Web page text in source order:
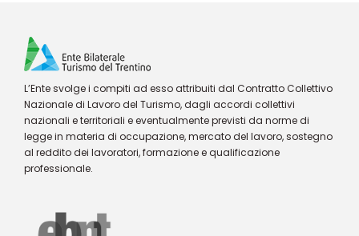
L’Ente svolge i compiti ad esso attribuiti dal Contratto Collettivo
Nazionale di Lavoro del Turismo, dagli accordi collettivi
nazionali e territoriali e eventualmente previsti da norme di
legge in materia di occupazione, mercato del lavoro, sostegno
al reddito dei lavoratori, formazione e qualificazione
professionale.